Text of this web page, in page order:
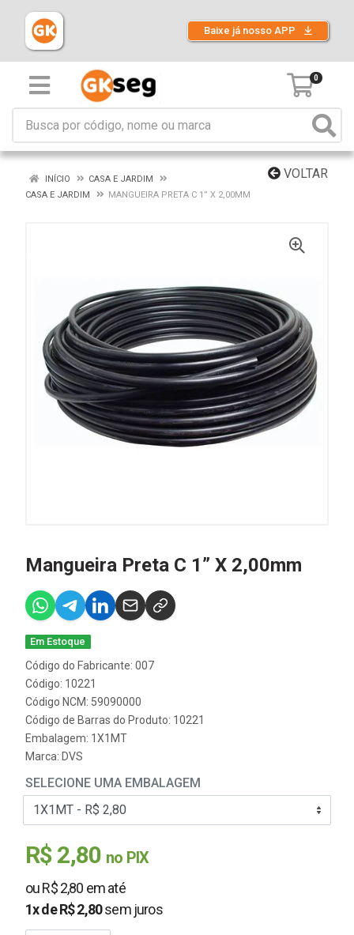
Baixe já nosso APP
0
VOLTAR
INÍCIO
CASA E JARDIM
CASA E JARDIM
MANGUEIRA PRETA C 1” X 2,00MM
Mangueira Preta C 1” X 2,00mm
Em Estoque
Código do Fabricante: 007
Código: 10221
Código NCM: 59090000
Código de Barras do Produto: 10221
Embalagem: 1X1MT
Marca: DVS
SELECIONE UMA EMBALAGEM
R$ 2,80 no PIX
ou R$ 2,80 em até
1x de R$ 2,80sem juros